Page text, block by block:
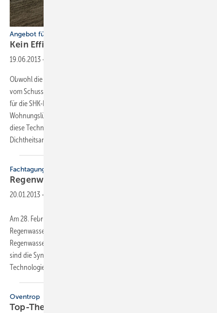
Angebot für Sanierungen wächst
Kein Effizienz­haus ohne
19.06.2013 -
Obwohl die Aircontec in Halle 11 auf dem Messegelände etwas ab
vom Schuss ist, wird das Thema Lüftung und Klima immer relevanter
für die SHK-Branche. Hier wachsen die Angebote für die kontrollierte
Wohnungslüftung im Sanierungsbereich besonders stark, denn ohne
diese Technik sind energieeffiziente Häuser wegen der
Dichtheitsanforderungen kaum
Fachtagung
Regenwassernutzung steigert
20.01.2013 -
Am 28. Februar 2013 veranstaltet die Fachvereinigung Betriebs- und
Regenwassernutzung fbr die Fachtagung „Energetische Nutzung von
Regenwasser“ mit einer Fachausstellung und Exkursion. Schwerpunkt
sind die Synergiepotenziale, die die Regenwassernutzung dank neuer
Technologien im Bereich
Oventrop
Top-Thema